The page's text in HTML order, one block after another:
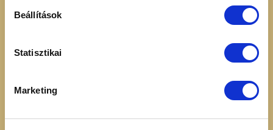
Beállítások
Statisztikai
Marketing
Ügyfélszolgálat:
Szállítási információk
fizetési rendszer -